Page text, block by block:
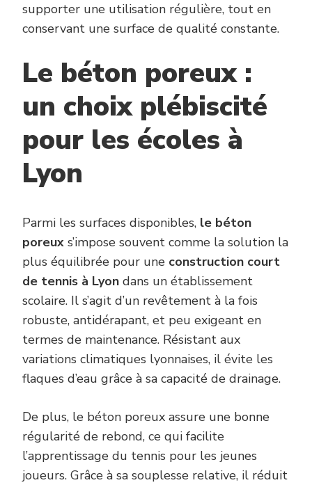
supporter une utilisation régulière, tout en
conservant une surface de qualité constante.
Le béton poreux :
un choix plébiscité
pour les écoles à
Lyon
Parmi les surfaces disponibles, le béton
poreux s’impose souvent comme la solution la
plus équilibrée pour une construction court
de tennis à Lyon dans un établissement
scolaire. Il s’agit d’un revêtement à la fois
robuste, antidérapant, et peu exigeant en
termes de maintenance. Résistant aux
variations climatiques lyonnaises, il évite les
flaques d’eau grâce à sa capacité de drainage.
De plus, le béton poreux assure une bonne
régularité de rebond, ce qui facilite
l’apprentissage du tennis pour les jeunes
joueurs. Grâce à sa souplesse relative, il réduit